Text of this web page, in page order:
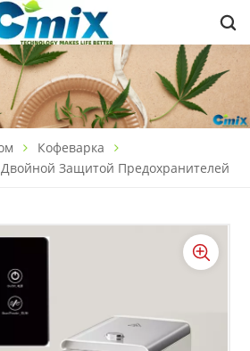
Кофеварка
Защитой Предохранителей